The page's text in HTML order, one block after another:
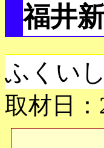
福井
ふくい
取材日：